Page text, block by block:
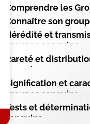
Comprendre les
Connaître son
Hérédité et
groupes sanguins
Rareté et
sanguins
Signification et
groupes sanguins
Tests et
sanguins